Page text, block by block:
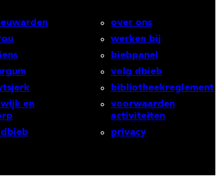
wijk en
dbieb
over ons
werken bij
biebpanel
volg dbieb
bibliotheekreglement
voorwaarden
activiteiten
privacy